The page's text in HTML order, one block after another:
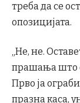
треба да се
опозицијата.
„Не, не.
прашања што
Прво ја
празна каса,